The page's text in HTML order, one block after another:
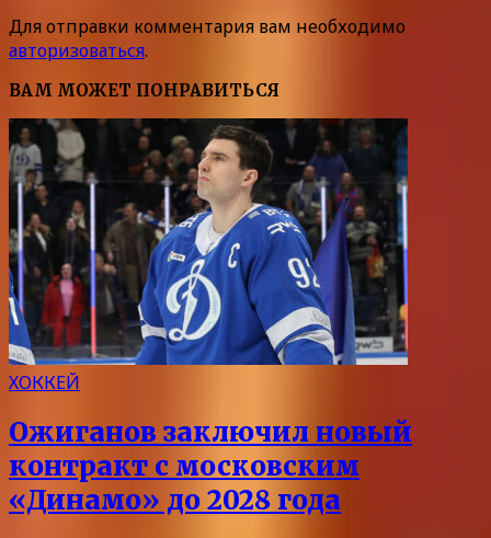
Для отправки комментария вам необходимо
авторизоваться.
ВАМ МОЖЕТ ПОНРАВИТЬСЯ
ХОККЕЙ
Ожиганов заключил новый
контракт с московским
«Динамо» до 2028 года